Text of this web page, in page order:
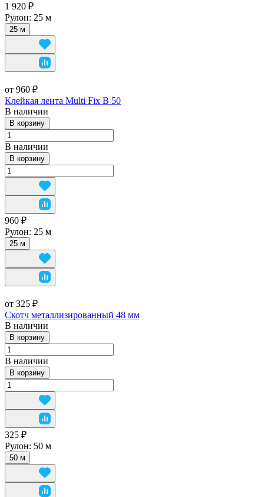
1 920 ₽
Рулон: 25 м
25 м
от 960 ₽
Клейкая лента Multi Fix B 50
В наличии
В корзину
В наличии
В корзину
960 ₽
Рулон: 25 м
25 м
от 325 ₽
Скотч металлизированный 48 мм
В наличии
В корзину
В наличии
В корзину
325 ₽
Рулон: 50 м
50 м